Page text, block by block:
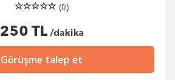
(0)
250 TL/dakika
Görüşme talep et